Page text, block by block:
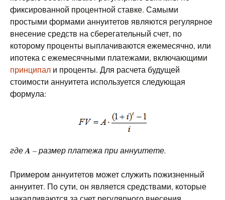
фиксированной процентной ставке. Самыми
простыми формами аннуитетов являются регулярное
внесение средств на сберегательный счет, по
которому проценты выплачиваются ежемесячно, или
ипотека с ежемесячными платежами, включающими
принципал и проценты. Для расчета будущей
стоимости аннуитета используется следующая
формула:
гдеA – размер платежа при аннуитете.
Примером аннуитетов может служить пожизненный
аннуитет. По сути, он является средствами, которые